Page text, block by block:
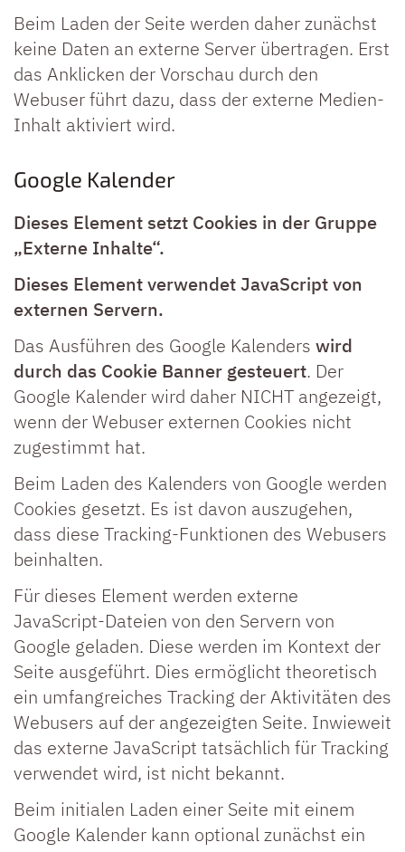
Beim Laden der Seite werden daher zunächst
keine Daten an externe Server übertragen. Erst
das Anklicken der Vorschau durch den
Webuser führt dazu, dass der externe Medien-
Inhalt aktiviert wird.
Google Kalender
Dieses Element setzt Cookies in der Gruppe
„Externe Inhalte“.
Dieses Element verwendet JavaScript von
externen Servern.
Das Ausführen des Google Kalenders wird
durch das Cookie Banner gesteuert. Der
Google Kalender wird daher NICHT angezeigt,
wenn der Webuser externen Cookies nicht
zugestimmt hat.
Beim Laden des Kalenders von Google werden
Cookies gesetzt. Es ist davon auszugehen,
dass diese Tracking-Funktionen des Webusers
beinhalten.
Für dieses Element werden externe
JavaScript-Dateien von den Servern von
Google geladen. Diese werden im Kontext der
Seite ausgeführt. Dies ermöglicht theoretisch
ein umfangreiches Tracking der Aktivitäten des
Webusers auf der angezeigten Seite. Inwieweit
das externe JavaScript tatsächlich für Tracking
verwendet wird, ist nicht bekannt.
Beim initialen Laden einer Seite mit einem
Google Kalender kann optional zunächst ein